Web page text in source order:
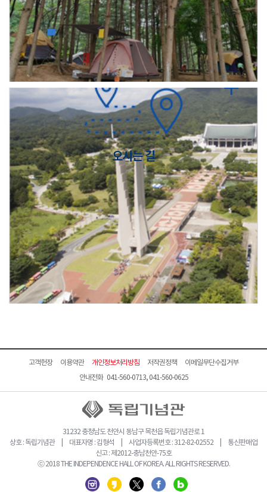
오시는 길
고객헌장 이용약관 개인정보처리방침 저작권정책
이메일무단수집거부
안내전화 041-560-0713, 041-560-0625
31232 충청남도 천안시 동남구 목천읍 독립기념관로 1
상호 : 독립기념관 | 대표자명 : 김형석 | 사업자등록번호 : 312-82-02552 | 통신판매업
신고 : 제2012-충남천안-75호
ⓒ 2018 THE INDEPENDENCE HALL OF KOREA. ALL RIGHTS RESERVED.